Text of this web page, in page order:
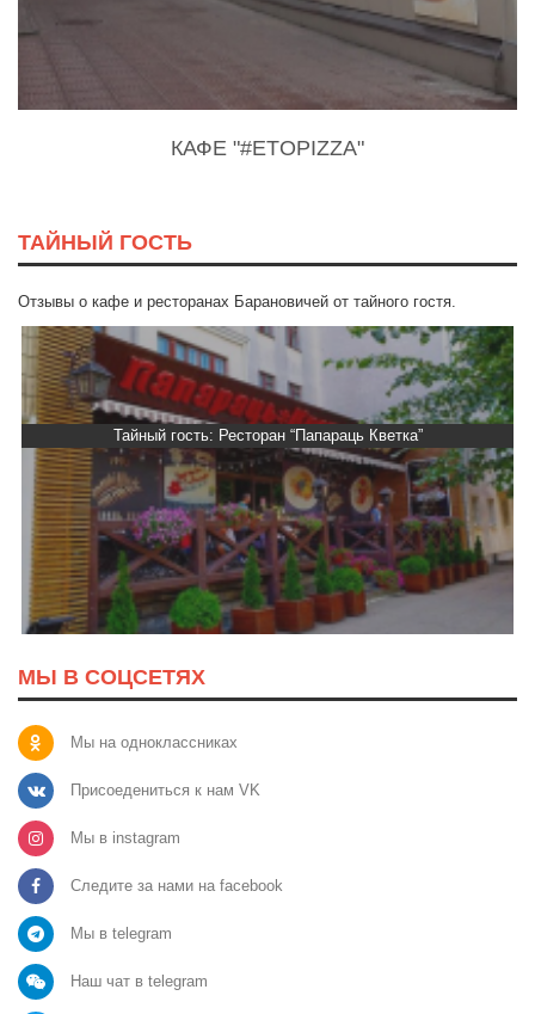
КАФЕ "#ETOPIZZA"
ТАЙНЫЙ ГОСТЬ
Отзывы о кафе и ресторанах Барановичей от тайного гостя.
Тайный гость: Гастропаб
МЫ В СОЦСЕТЯХ
Мы на одноклассниках
Присоедениться к нам VK
Мы в instagram
Следите за нами на facebook
Мы в telegram
Наш чат в telegram